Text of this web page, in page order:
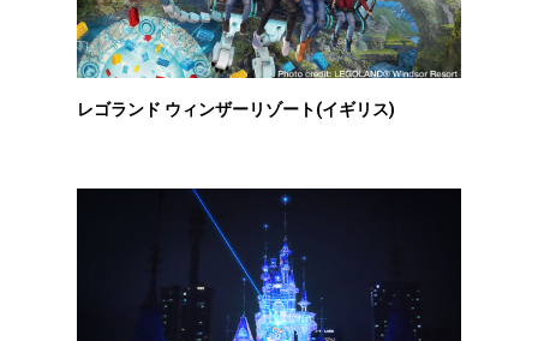
レゴランド ウィンザーリゾート(イギリス)